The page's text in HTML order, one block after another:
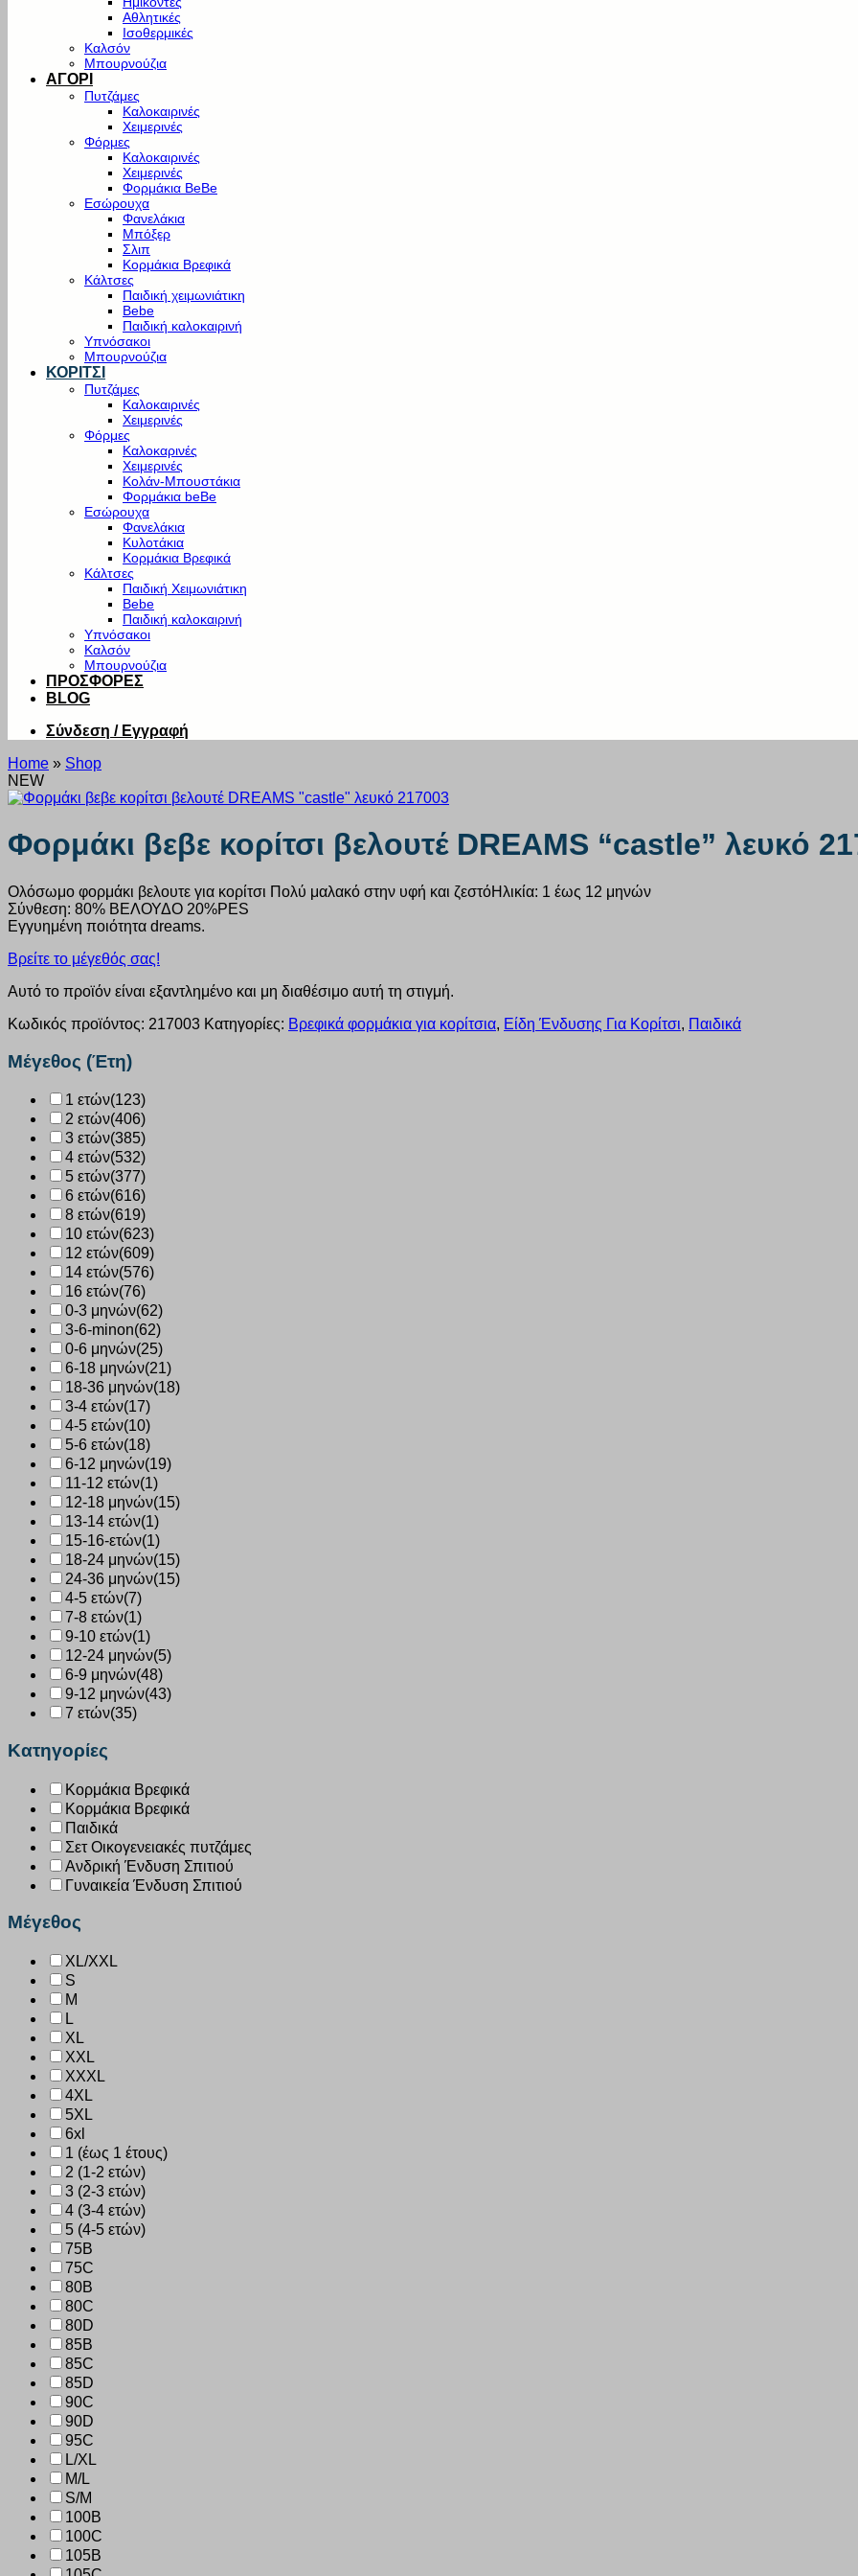
Αθλητικές
Ισοθερμικές
Καλσόν
Μπουρνούζια
ΑΓΟΡΙ
Πυτζάμες
Καλοκαιρινές
Χειμερινές
Φόρμες
Καλοκαιρινές
Χειμερινές
Φορμάκια BeBe
Εσώρουχα
Φανελάκια
Μπόξερ
Σλιπ
Κορμάκια Βρεφικά
Κάλτσες
Παιδική χειμωνιάτικη
Bebe
Παιδική καλοκαιρινή
Υπνόσακοι
Μπουρνούζια
ΚΟΡΙΤΣΙ
Πυτζάμες
Καλοκαιρινές
Χειμερινές
Φόρμες
Καλοκαρινές
Χειμερινές
Κολάν-Μπουστάκια
Φορμάκια beBe
Εσώρουχα
Φανελάκια
Κυλοτάκια
Κορμάκια Βρεφικά
Κάλτσες
Παιδική Χειμωνιάτικη
Bebe
Παιδική καλοκαιρινή
Υπνόσακοι
Καλσόν
Μπουρνούζια
ΠΡΟΣΦΟΡΕΣ
BLOG
Σύνδεση / Εγγραφή
Home » Shop
NEW
Φορμάκι βεβε κορίτσι βελουτέ DREAMS “castle” λευκό
Oλόσωμο φορμάκι βελουτε για κορίτσι Πολύ μαλακό στην υφή και ζεστόΗλικία: 1 έως 12 μηνών
Σύνθεση: 80% ΒΕΛΟΥΔΟ 20%PES
Εγγυημένη ποιότητα dreams.
Βρείτε το μέγεθός σας!
Αυτό το προϊόν είναι εξαντλημένο και μη διαθέσιμο αυτή τη στιγμή.
Κωδικός προϊόντος: 217003 Κατηγορίες: Βρεφικά φορμάκια για κορίτσια, Είδη Ένδυσης Για Κορίτσι, Παιδικά
Μέγεθος (Έτη)
1 ετών(123)
2 ετών(406)
3 ετών(385)
4 ετών(532)
5 ετών(377)
6 ετών(616)
8 ετών(619)
10 ετών(623)
12 ετών(609)
14 ετών(576)
16 ετών(76)
0-3 μηνών(62)
3-6-minon(62)
0-6 μηνών(25)
6-18 μηνών(21)
18-36 μηνών(18)
3-4 ετών(17)
4-5 ετών(10)
5-6 ετών(18)
6-12 μηνών(19)
11-12 ετών(1)
12-18 μηνών(15)
13-14 ετών(1)
15-16-ετών(1)
18-24 μηνών(15)
24-36 μηνών(15)
4-5 ετών(7)
7-8 ετών(1)
9-10 ετών(1)
12-24 μηνών(5)
6-9 μηνών(48)
9-12 μηνών(43)
7 ετών(35)
Κατηγορίες
Κορμάκια Βρεφικά
Κορμάκια Βρεφικά
Παιδικά
Σετ Οικογενειακές πυτζάμες
Ανδρική Ένδυση Σπιτιού
Γυναικεία Ένδυση Σπιτιού
Μέγεθος
XL/XXL
S
M
L
XL
XXL
XXXL
4XL
5XL
6xl
1 (έως 1 έτους)
2 (1-2 ετών)
3 (2-3 ετών)
4 (3-4 ετών)
5 (4-5 ετών)
75B
75C
80B
80C
80D
85B
85C
85D
90C
90D
95C
L/XL
M/L
S/M
100B
100C
105B